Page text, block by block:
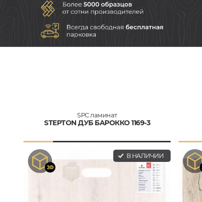
SPC ламинат
STEPTON ДУБ БАРОККО 1169-3
В НАЛИЧИИ